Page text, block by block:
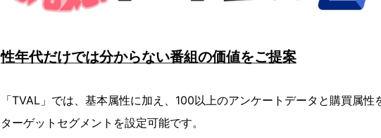
性年代だけでは分からない番組の価値をご提案
「TVAL」では、基本属性に加え、100以上のアンケートデータと購買属
ターゲットセグメントを設定可能です。